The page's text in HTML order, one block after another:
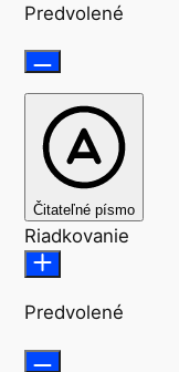
Predvolené
Čitateľné písmo
Riadkovanie
Predvolené